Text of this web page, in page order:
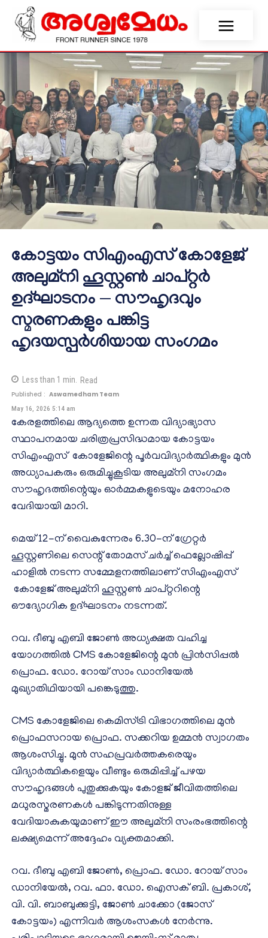
കോട്ടയം സിഎംഎസ് കോളേജ്
അലുമ്നി ഹൂസ്റ്റൺ ചാപ്റ്റർ
ഉദ്ഘാടനം — സൗഹൃദവും
സ്മരണകളും പങ്കിട്ട
ഹൃദയസ്പർശിയായ സംഗമം
Less than 1 min. Read
Published : Aswamedham Team
May 16, 2026 5:14 am
കേരളത്തിലെ ആദ്യത്തെ ഉന്നത വിദ്യാഭ്യാസ
സ്ഥാപനമായ ചരിത്രപ്രസിദ്ധമായ കോട്ടയം
സിഎംഎസ് കോളേജിന്റെ പൂർവവിദ്യാർത്ഥികളും മുൻ
അധ്യാപകരും ഒരുമിച്ചുകൂടിയ അലുമ്നി സംഗമം
സൗഹൃദത്തിന്റെയും ഓർമ്മകളുടെയും മനോഹര
വേദിയായി മാറി.
മെയ് 12-ന് വൈകുന്നേരം 6.30-ന് ഗ്രേറ്റർ
ഹൂസ്റ്റണിലെ സെന്റ് തോമസ് ചർച്ച് ഫെല്ലോഷിപ്പ്
ഹാളിൽ നടന്ന സമ്മേളനത്തിലാണ് സിഎംഎസ്
കോളേജ് അലുമ്നി ഹൂസ്റ്റൺ ചാപ്റ്ററിന്റെ
ഔദ്യോഗിക ഉദ്ഘാടനം നടന്നത്.
റവ. ദീബു എബി ജോൺ അധ്യക്ഷത വഹിച്ച
യോഗത്തിൽ CMS കോളേജിന്റെ മുൻ പ്രിൻസിപ്പൽ
പ്രൊഫ. ഡോ. റോയ് സാം ഡാനിയേൽ
മുഖ്യാതിഥിയായി പങ്കെടുത്തു.
CMS കോളേജിലെ കെമിസ്ട്രി വിഭാഗത്തിലെ മുൻ
പ്രൊഫസറായ പ്രൊഫ. സക്കറിയ ഉമ്മൻ സ്വാഗതം
ആശംസിച്ചു. മുൻ സഹപ്രവർത്തകരെയും
വിദ്യാർത്ഥികളെയും വീണ്ടും ഒരുമിപ്പിച്ച് പഴയ
സൗഹൃദങ്ങൾ പുതുക്കുകയും കോളജ് ജീവിതത്തിലെ
മധുരസ്മരണകൾ പങ്കിടുന്നതിനുള്ള
വേദിയാകുകയുമാണ് ഈ അലുമ്നി സംരംഭത്തിന്റെ
ലക്ഷ്യമെന്ന് അദ്ദേഹം വ്യക്തമാക്കി.
റവ. ദീബു എബി ജോൺ, പ്രൊഫ. ഡോ. റോയ് സാം
ഡാനിയേൽ, റവ. ഫാ. ഡോ. ഐസക് ബി. പ്രകാശ്,
വി. വി. ബാബുക്കുട്ടി, ജോൺ ചാക്കോ (ജോസ്
കോട്ടയം) എന്നിവർ ആശംസകൾ നേർന്നു.